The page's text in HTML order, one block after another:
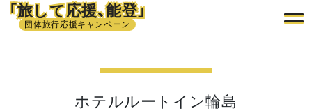
「旅して応援、能登」
団体旅行応援キャンペーン
ホテルルートイン輪島